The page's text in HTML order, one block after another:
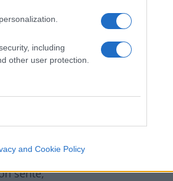
including
other user protection.
and Cookie Policy
arrivato
il
le
in
Nasa.
sente,